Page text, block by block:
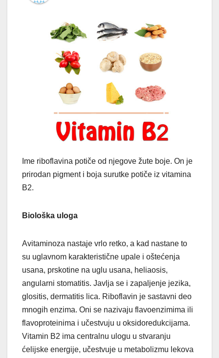
Ime riboflavina potiče od njegove žute boje. On je
prirodan pigment i boja surutke potiče iz vitamina
B2.
Biološka uloga
Avitaminoza nastaje vrlo retko, a kad nastane to
su uglavnom karakteristične upale i oštećenja
usana, prskotine na uglu usana, heliaosis,
angularni stomatitis. Javlja se i zapaljenje jezika,
glositis, dermatitis lica. Riboflavin je sastavni deo
mnogih enzima. Oni se nazivaju flavoenzimima ili
flavoproteinima i učestvuju u oksidoredukcijama.
Vitamin B2 ima centralnu ulogu u stvaranju
ćelijske energije, učestvuje u metabolizmu lekova